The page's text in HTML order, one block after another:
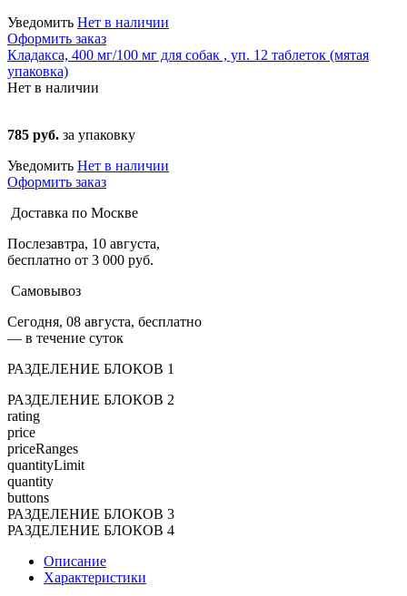
Уведомить Нет в наличии
Оформить заказ
Кладакса, 400 мг/100 мг для собак , уп. 12 таблеток (мятая
упаковка)
Нет в наличии
785 руб. за упаковку
Уведомить Нет в наличии
Оформить заказ
Доставка по Москве
Послезавтра, 10 августа,
бесплатно от 3 000 руб.
Самовывоз
Сегодня, 08 августа, бесплатно
— в течение суток
РАЗДЕЛЕНИЕ БЛОКОВ 1
РАЗДЕЛЕНИЕ БЛОКОВ 2
rating
price
priceRanges
quantityLimit
quantity
buttons
РАЗДЕЛЕНИЕ БЛОКОВ 3
РАЗДЕЛЕНИЕ БЛОКОВ 4
Описание
Характеристики